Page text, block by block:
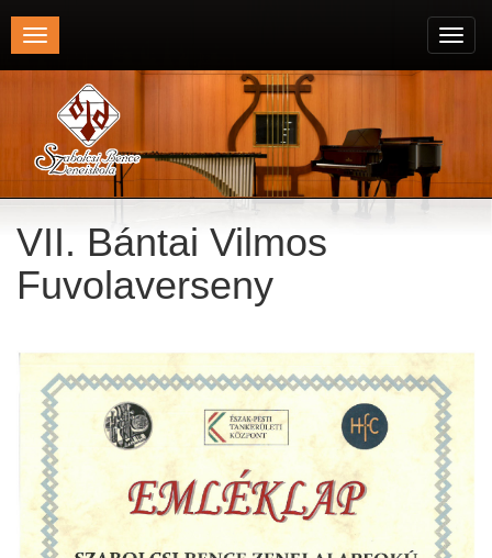
Toggle
navigation
VII. Bántai Vilmos
Fuvolaverseny